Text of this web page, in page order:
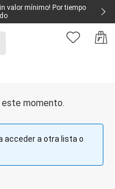
valor mínimo! Por tiempo
momento.
acceder a otra lista o